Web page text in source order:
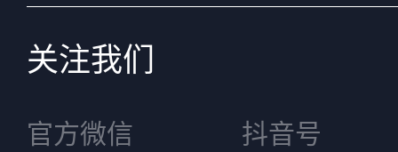
关注我们
官方微信 抖音号